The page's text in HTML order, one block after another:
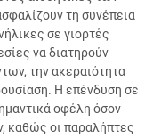
τη συνέπεια
σε γιορτές
να διατηρούν
την ακεραιότητα
Η επένδυση σε
οφέλη όσον
καθώς οι παραλήπτες